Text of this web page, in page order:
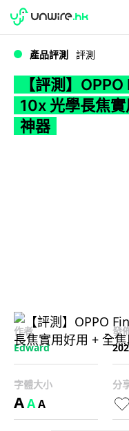
WWDC 2026
產品評測 評測
【評測】
10x 光學長焦
神器
作者
Edward
發
字體大小
AAA
分